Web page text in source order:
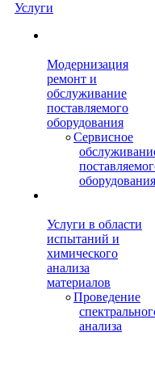
Услуги
Модернизация
ремонт и
обслуживание
поставляемого
оборудования
Сервисное
оборудования
Услуги в области
испытаний и
химического
анализа
материалов
Проведение
анализа